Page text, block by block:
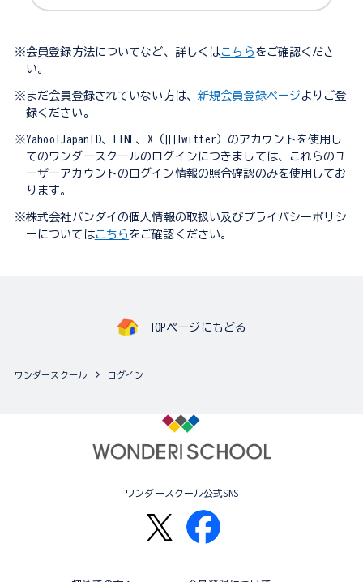
※会員登録方法についてなど、詳しくはこちら をご確認くださ
い。
※まだ会員登録されていない方は、 新規会員登録ページ よりご登
録ください。
※Yahoo!JapanID、LINE、X（旧Twitter）のアカウントを使用し
てのワンダースクールのログインにつきましては、これらのユ
ーザーアカウントのログイン情報の照合確認のみを使用してお
ります。
※株式会社バンダイの個人情報の取扱い及びプライバシーポリシ
ーについてはこちら をご確認ください。
TOPページにもどる
ワンダースクール ログイン
ワンダースクール公式SNS